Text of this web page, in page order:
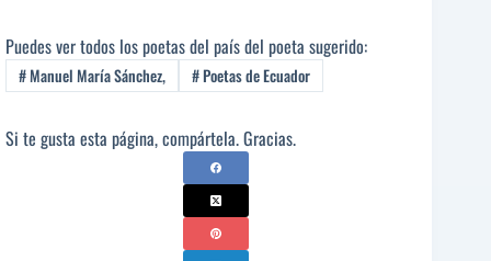
Puedes ver todos los poetas del país del poeta sugerido:
#Manuel María Sánchez, #Poetas de Ecuador
Si te gusta esta página, compártela. Gracias.